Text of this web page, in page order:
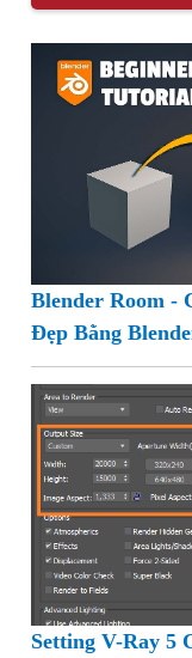
Blender Room -
Đẹp Bằng
Setting V-Ray 5